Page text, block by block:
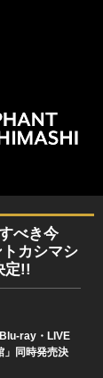
べき今
カシマシ
定!!
ray・LIVE
」同時発売決